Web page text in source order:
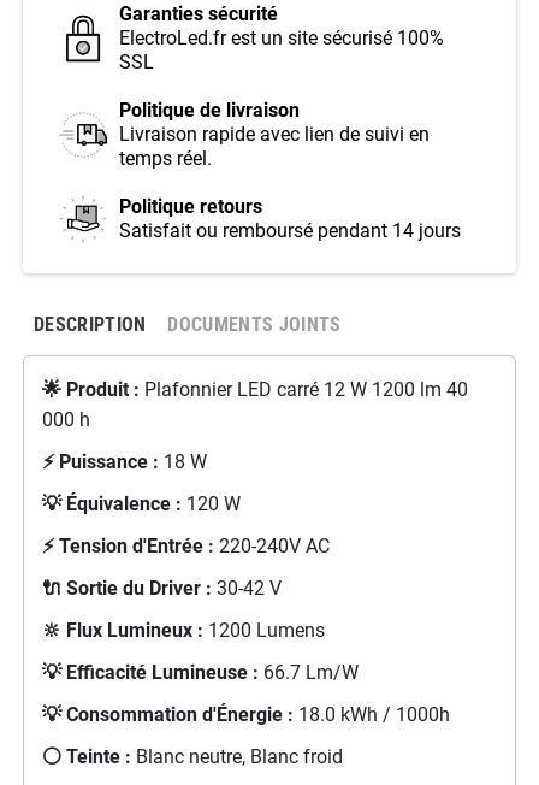
Garanties sécurité
ElectroLed.fr est un site sécurisé 100%
SSL
Politique de livraison
Livraison rapide avec lien de suivi en
temps réel.
Politique retours
Satisfait ou remboursé pendant 14 jours
DESCRIPTION DOCUMENTS JOINTS
🌟 Produit : Plafonnier LED carré 12 W 1200 lm 40
000 h
⚡ Puissance : 18 W
💡 Équivalence : 120 W
⚡ Tension d'Entrée : 220-240V AC
🔌 Sortie du Driver : 30-42 V
🔆 Flux Lumineux : 1200 Lumens
💡 Efficacité Lumineuse : 66.7 Lm/W
💡 Consommation d'Énergie : 18.0 kWh / 1000h
⚪ Teinte : Blanc neutre, Blanc froid